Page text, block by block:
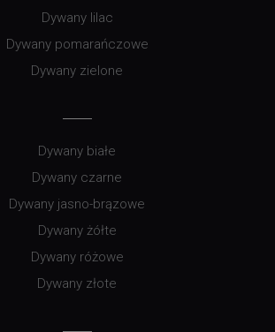
Dywany lilac
Dywany pomarańczowe
Dywany zielone
Dywany białe
Dywany czarne
Dywany jasno-brązowe
Dywany żółte
Dywany różowe
Dywany złote